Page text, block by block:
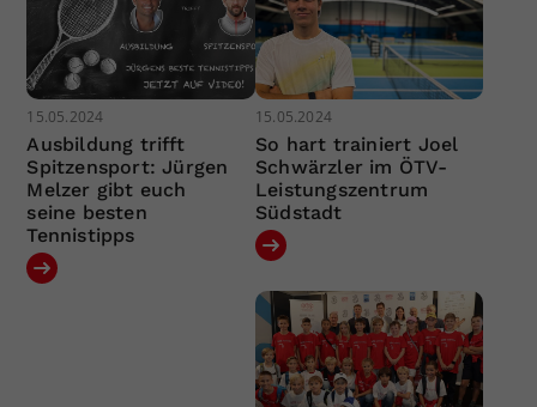
15.05.2024
Ausbildung trifft
Spitzensport: Jürgen
Melzer gibt euch
seine besten
Tennistipps
15.05.2024
So hart trainiert Joel
Schwärzler im ÖTV-
Leistungszentrum
Südstadt